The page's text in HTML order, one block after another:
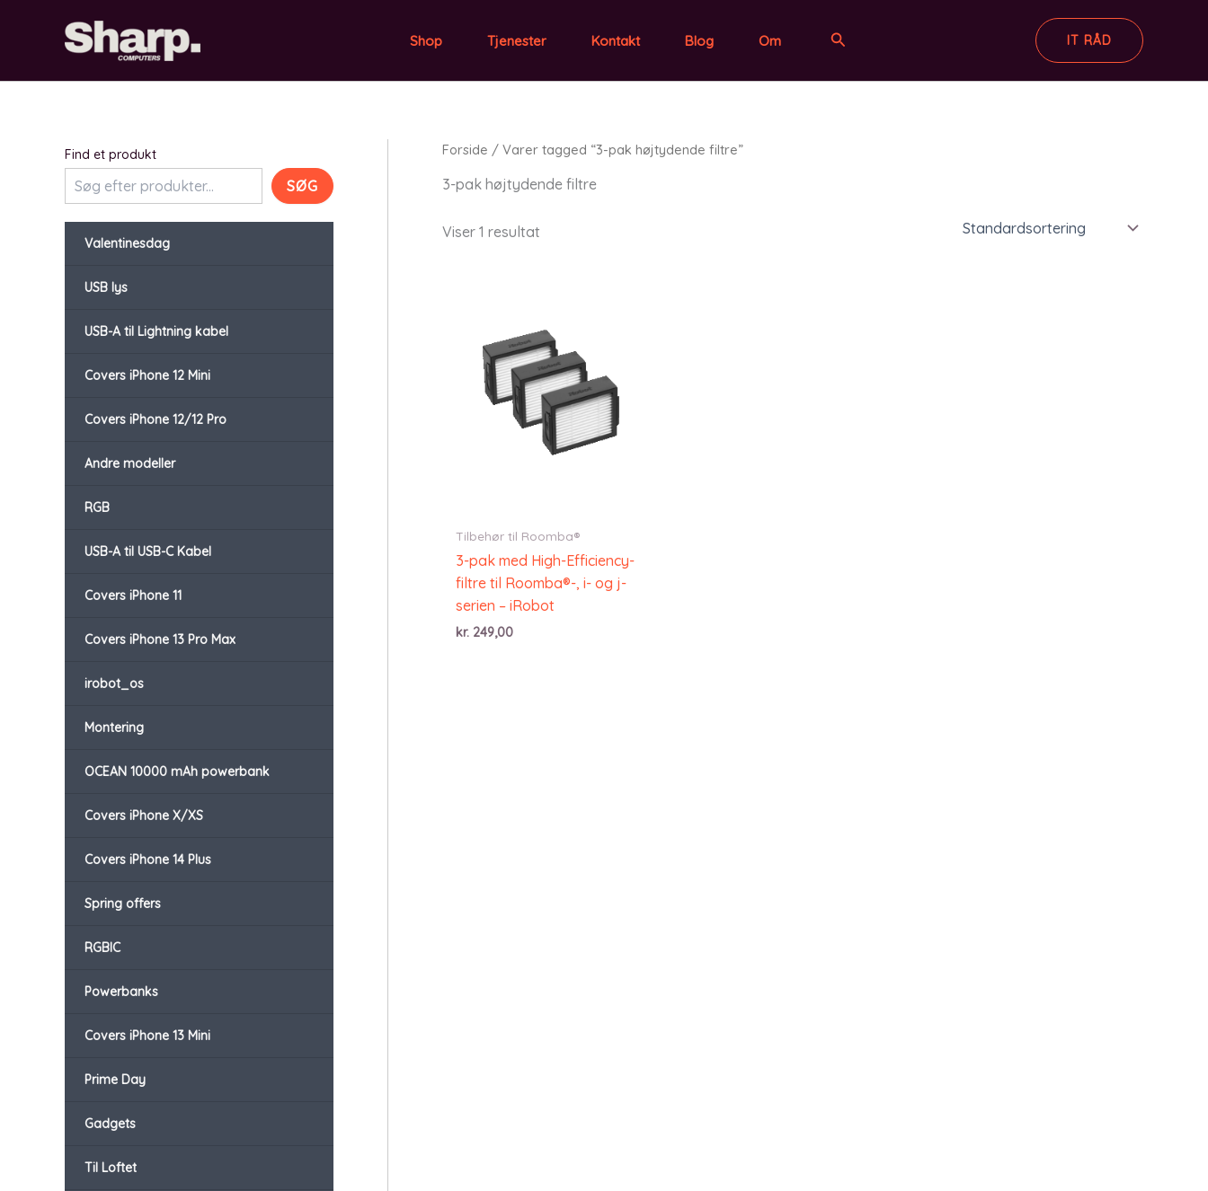
Shop Tjenester Kontakt Blog Om Søg IT RÅD
Find et produkt
SØG
Valentinesdag
USB lys
USB-A til Lightning kabel
Covers iPhone 12 Mini
Covers iPhone 12/12 Pro
Andre modeller
RGB
USB-A til USB-C Kabel
Covers iPhone 11
Covers iPhone 13 Pro Max
irobot_os
Montering
OCEAN 10000 mAh powerbank
Covers iPhone X/XS
Covers iPhone 14 Plus
Spring offers
RGBIC
Powerbanks
Covers iPhone 13 Mini
Prime Day
Gadgets
Til Loftet
Forside / Varer tagged “3-pak højtydende filtre”
3-pak højtydende filtre
Viser 1 resultat
Tilbehør til Roomba®
3-pak med High-Efficiency-
filtre til Roomba®-, i- og j-
serien – iRobot
kr. 249,00